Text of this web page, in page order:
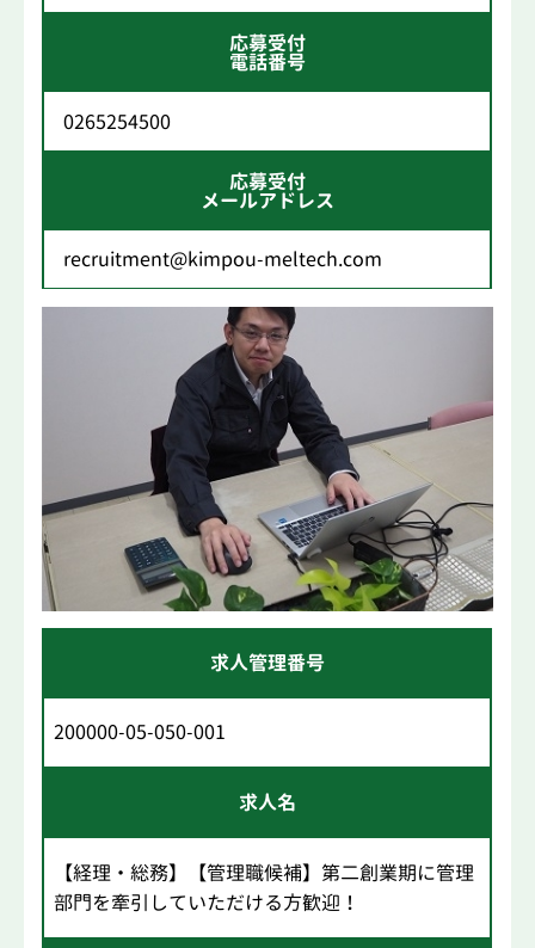
応募受付
電話番号
0265254500
応募受付
メールアドレス
recruitment@kimpou-meltech.com
求人管理番号
200000-05-050-001
求人名
【経理・総務】【管理職候補】第二創業期に管理
部門を牽引していただける方歓迎！